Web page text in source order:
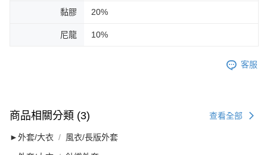
黏膠 20%
尼龍 10%
客服
商品相關分類 (3) 查看全部
►外套/大衣 風衣/長版外套